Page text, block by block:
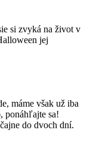
si zvyká na život v
jej
máme však už iba
ponáhľajte sa!
do dvoch dní.